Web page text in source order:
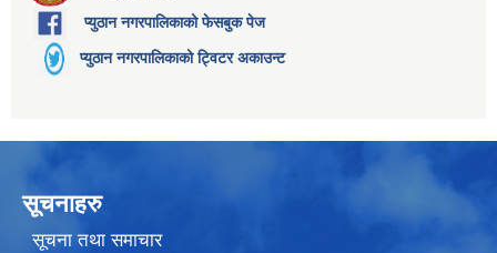
प्युठान नगरपालिकाको फेसबुक पेज
प्युठान नगरपालिकाको ट्विटर अकाउन्ट
सूचनाहरु
सूचना तथा समाचार